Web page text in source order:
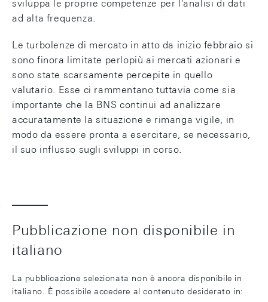
sviluppa le proprie competenze per l'analisi di dati
ad alta frequenza.
Le turbolenze di mercato in atto da inizio febbraio si
sono finora limitate perlopiù ai mercati azionari e
sono state scarsamente percepite in quello
valutario. Esse ci rammentano tuttavia come sia
importante che la BNS continui ad analizzare
accuratamente la situazione e rimanga vigile, in
modo da essere pronta a esercitare, se necessario,
il suo influsso sugli sviluppi in corso.
Pubblicazione non disponibile in
italiano
La pubblicazione selezionata non è ancora disponibile in
italiano. È possibile accedere al contenuto desiderato in: